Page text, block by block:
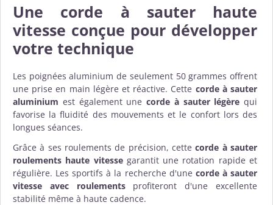
Une corde à sauter haute
vitesse conçue pour développer
votre technique
Les poignées aluminium de seulement 50 grammes offrent
une prise en main légère et réactive. Cette corde à sauter
aluminium est également une corde à sauter légère qui
favorise la fluidité des mouvements et le confort lors des
longues séances.
Grâce à ses roulements de précision, cettecorde à sauter
roulements haute vitessegarantit une rotation rapide et
régulière. Les sportifs à la recherche d'une corde à sauter
vitesse avec roulementsprofiteront d'une excellente
stabilité même à haute cadence.